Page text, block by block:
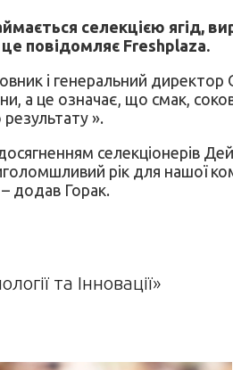
селекцією ягід,
це повідомляє Freshplaza.
і генеральний
а це означає, що смак,
».
селекціонерів
рік для нашої
додав Горак.
та Інновації»